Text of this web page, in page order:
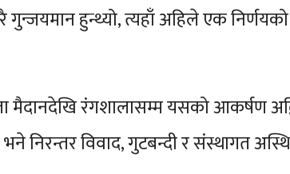
हुन्थ्यो, त्यहाँ अहिले एक निर्णयको
रंगशालासम्म यसको आकर्षण
विवाद, गुटबन्दी र संस्थागत